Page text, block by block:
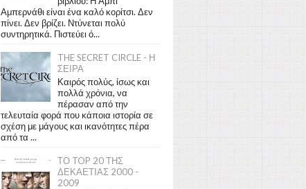
Αμπερνάθι είναι ένα καλό κορίτσι. Δεν
πίνει. Δεν βρίζει. Ντύνεται πολύ
συντηρητικά. Πιστεύει ό...
THE SECRET CIRCLE - Η
ΣΕΙΡΑ
Καιρός πολύς, ίσως και
πολλά χρόνια, να
πέρασαν από την
τελευταία φορά που κάποια ιστορία σε
σχέση με μάγους και ικανότητες πέρα
από τα ...
ΤΟ TOP 20 ΤΗΣ
ΔΕΚΑΕΤΙΑΣ 2000 -
2009